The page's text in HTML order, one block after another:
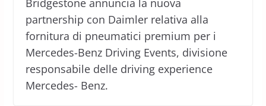
Bridgestone annuncia la nuova
partnership con Daimler relativa alla
fornitura di pneumatici premium per i
Mercedes-Benz Driving Events, divisione
responsabile delle driving experience
Mercedes- Benz.